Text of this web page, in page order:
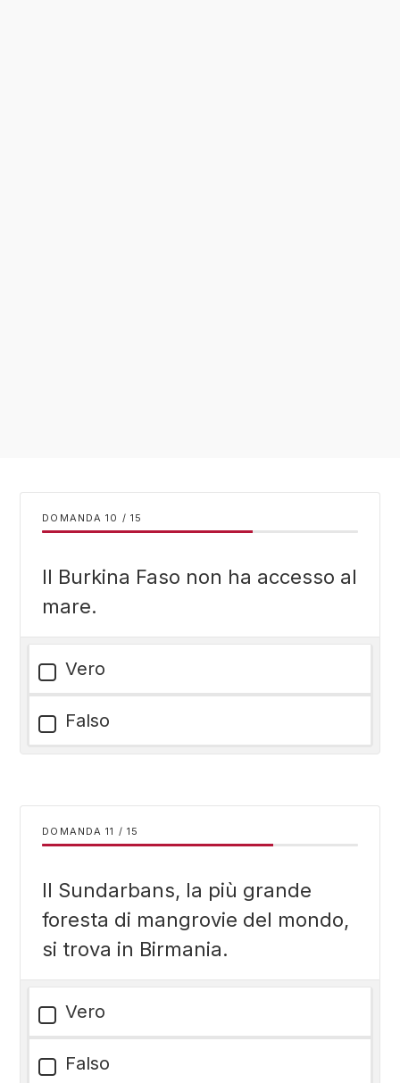
DOMANDA / 15
Il Burkina Faso non ha accesso al
mare.
Vero
Falso
DOMANDA / 15
Il Sundarbans, la più grande
foresta di mangrovie del mondo,
si trova in Birmania.
Vero
Falso